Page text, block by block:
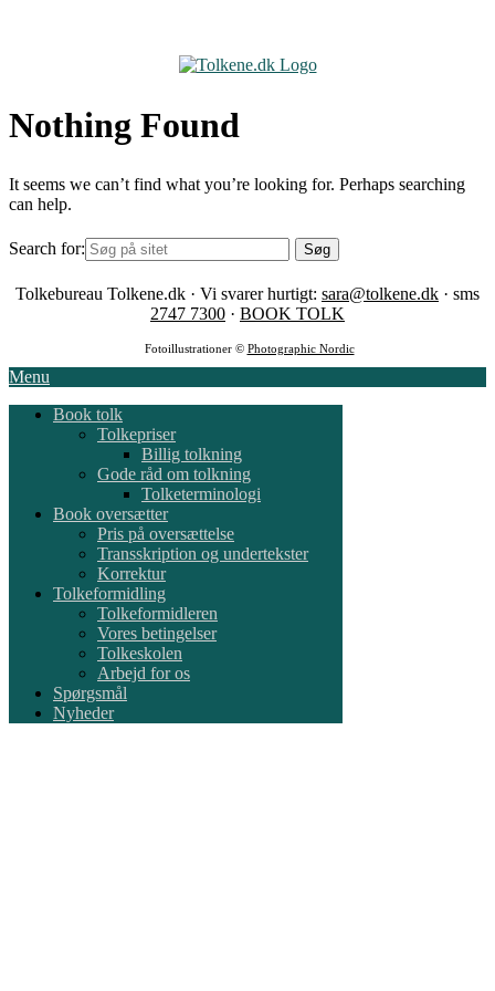
Nothing Found
It seems we can’t find what you’re looking for. Perhaps searching
can help.
Search for:
Tolkebureau Tolkene.dk · Vi svarer hurtigt: sara@tolkene.dk · sms
2747 7300 · BOOK TOLK
Fotoillustrationer © Photographic Nordic
Menu
Book tolk
Tolkepriser
Billig tolkning
Gode råd om tolkning
Tolketerminologi
Book oversætter
Pris på oversættelse
Transskription og undertekster
Korrektur
Tolkeformidling
Tolkeformidleren
Vores betingelser
Tolkeskolen
Arbejd for os
Spørgsmål
Nyheder